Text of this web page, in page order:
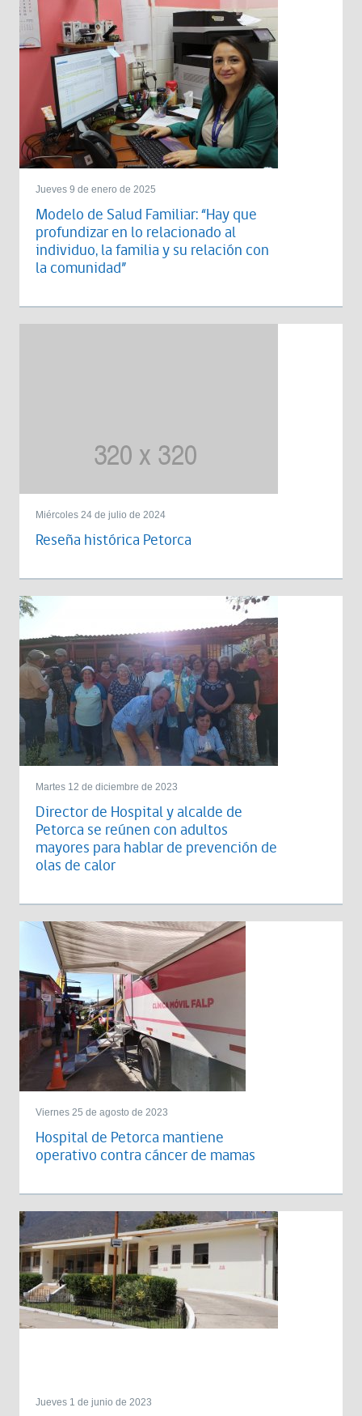
Jueves 9 de enero de 2025
Modelo de Salud Familiar: “Hay que
profundizar en lo relacionado al
individuo, la familia y su relación con
la comunidad”
Miércoles 24 de julio de 2024
Reseña histórica Petorca
Martes 12 de diciembre de 2023
Director de Hospital y alcalde de
Petorca se reúnen con adultos
mayores para hablar de prevención de
olas de calor
Viernes 25 de agosto de 2023
Hospital de Petorca mantiene
operativo contra cáncer de mamas
Jueves 1 de junio de 2023